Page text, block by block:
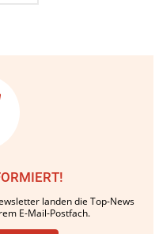
landen die Top-News
E-Mail-Postfach.